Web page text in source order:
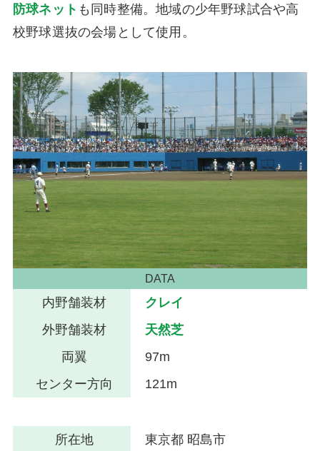
防球ネット も同時整備。地域の少年野球試合や高
校野球選抜の会場として使用。
DATA
内野舗装材
クレイ
外野舗装材
天然芝
両翼
97m
センター方向
121m
所在地 東京都 昭島市